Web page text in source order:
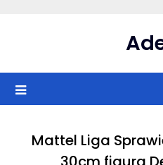
Mattel Liga